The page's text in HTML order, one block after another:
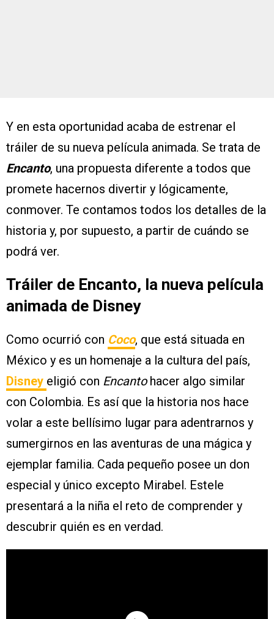
Y en esta oportunidad acaba de estrenar el
tráiler de su nueva película animada. Se trata de
Encanto, una propuesta diferente a todos que
promete hacernos divertir y lógicamente,
conmover. Te contamos todos los detalles de la
historia y, por supuesto, a partir de cuándo se
podrá ver.
Tráiler de Encanto, la nueva película
animada de Disney
Como ocurrió con Coco, que está situada en
México y es un homenaje a la cultura del país,
Disney eligió con Encanto hacer algo similar
con Colombia. Es así que la historia nos hace
volar a este bellísimo lugar para adentrarnos y
sumergirnos en las aventuras de una mágica y
ejemplar familia. Cada pequeño posee un don
especial y único excepto Mirabel. Estele
presentará a la niña el reto de comprender y
descubrir quién es en verdad.